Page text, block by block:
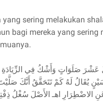
yang sering melakukan
bagi mereka yang
صَلَوَاتٍ وَأَشْكُ فِي الزِّيَادَةِ
يُقَالُ لَهُ كَمْ تَتَحَقَّقُ أَنَّكَ
الاضْطِرَارِ اهـ الأَصْلَ سُغْلُ